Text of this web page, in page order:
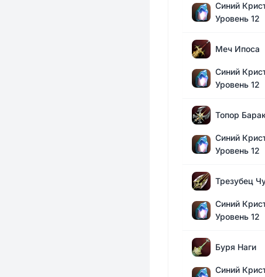
Синий
Уровень 12
Меч Ипоса
Синий
Уровень 12
Топор
Синий
Уровень 12
Трезубец
Синий
Уровень 12
Буря Наги
Синий